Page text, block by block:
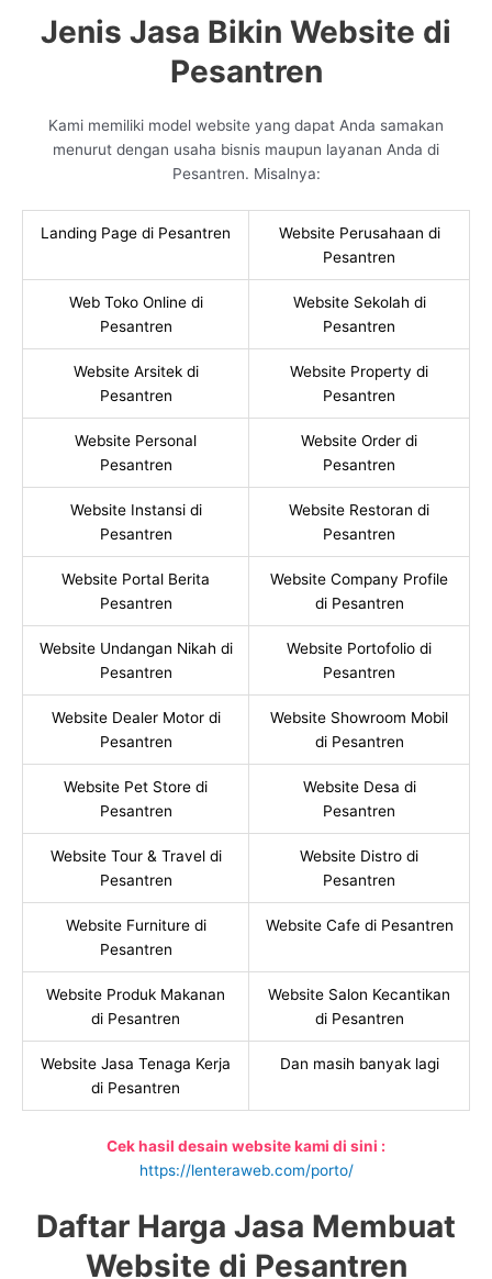
Jenis Jasa Bikin Website di
Pesantren
Kami memiliki model website yang dapat Anda samakan
menurut dengan usaha bisnis maupun layanan Anda di
Pesantren. Misalnya:
Landing Page di Pesantren
Website Perusahaan di
Pesantren
Web Toko Online di
Pesantren
Website Sekolah di
Pesantren
Website Arsitek di
Pesantren
Website Property di
Pesantren
Website Personal
Pesantren
Website Order di
Pesantren
Website Instansi di
Pesantren
Website Restoran di
Pesantren
Website Portal Berita
Pesantren
Website Company Profile
di Pesantren
Website Undangan Nikah di
Pesantren
Website Portofolio di
Pesantren
Website Dealer Motor di
Pesantren
Website Showroom Mobil
di Pesantren
Website Pet Store di
Pesantren
Website Desa di
Pesantren
Website Tour & Travel di
Pesantren
Website Distro di
Pesantren
Website Furniture di
Pesantren
Website Cafe di Pesantren
Website Produk Makanan
di Pesantren
Website Salon Kecantikan
di Pesantren
Website Jasa Tenaga Kerja
di Pesantren
Dan masih banyak lagi
Cek hasil desain website kami di sini :
https://lenteraweb.com/porto/
Daftar Harga Jasa Membuat
Website di Pesantren